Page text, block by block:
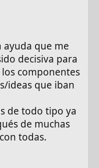
ayuda que me
decisiva para
componentes
ideas que iban
de todo tipo ya
de muchas
todas.